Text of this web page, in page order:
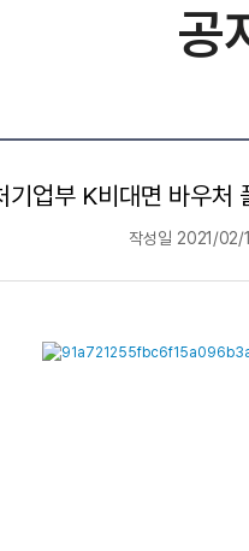
공
기업부 K비대면 바우
작성일 2021/02/